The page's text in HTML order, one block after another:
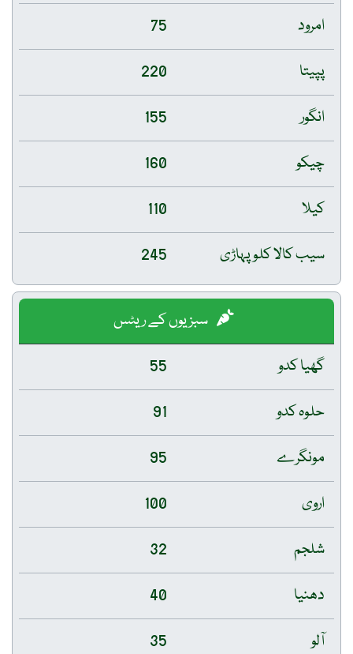
امرود
75
پپیتا
220
انگور
155
چیکو
160
کیلا
110
سیب کالا کلو پہاڑی
245
سبزیوں کے ریٹس
گھیا کدو
55
حلوہ کدو
91
مونگرے
95
اروی
100
شلجم
32
دھنیا
40
آلو
35